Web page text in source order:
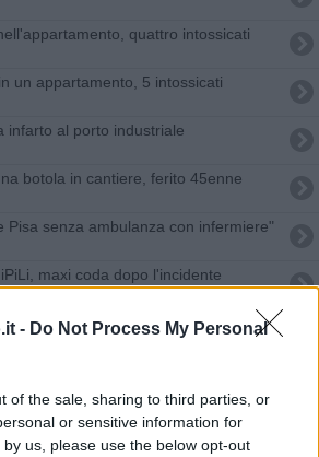
- Do Not Process My Personal
of the sale, sharing to third parties, or
or sensitive information for
us, please use the below opt-out
quattro intossicati
un appartamento, 5 intossicati
infarto al porto industriale
botola in cantiere, ferito 45enne
Pisa senza ambulanza con infermiere"
maxi coda dopo l'incidente
camion in Fipili, un ferito grave e
scogliera, grave un giovane